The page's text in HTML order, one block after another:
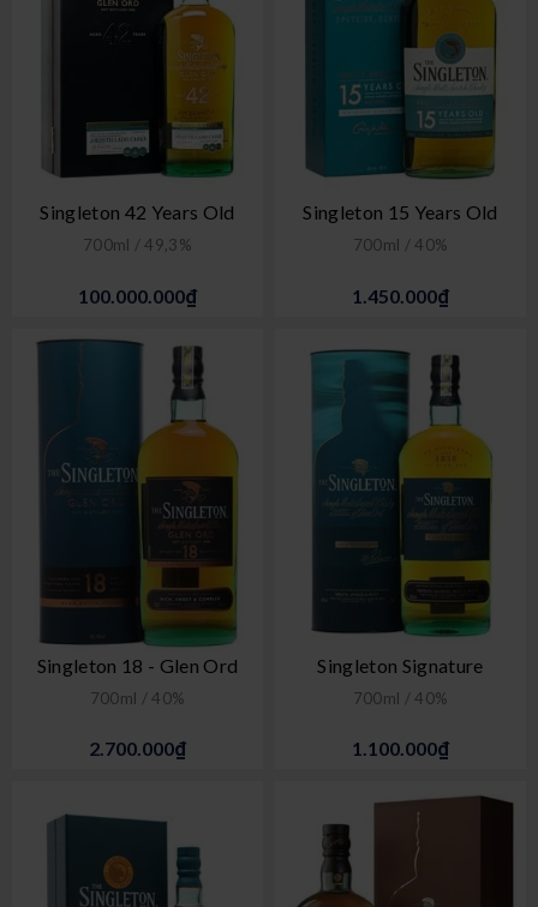
Singleton 42 Years Old
700ml / 49,3%
100.000.000₫
Singleton 15 Years Old
700ml / 40%
1.450.000₫
Singleton 18 - Glen Ord
700ml / 40%
2.700.000₫
Singleton Signature
700ml / 40%
1.100.000₫